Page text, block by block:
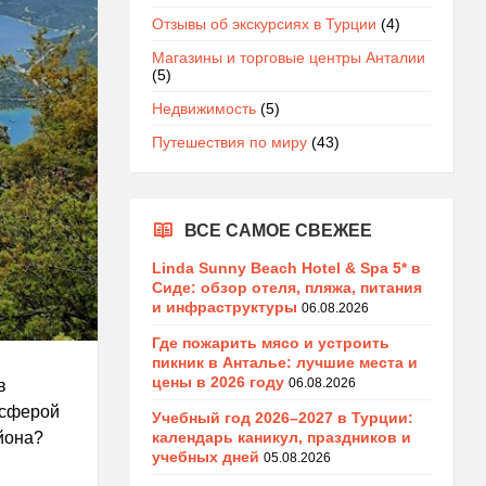
Отзывы об экскурсиях в Турции (4)
Магазины и торговые центры Анталии
(5)
Недвижимость(5)
Путешествия по миру(43)
ВСЕ САМОЕ СВЕЖЕЕ
Linda Sunny Beach Hotel & Spa 5* в
Сиде: обзор отеля, пляжа, питания
и инфраструктуры 06.08.2026
Где пожарить мясо и устроить
пикник в Анталье: лучшие места и
цены в 2026 году 06.08.2026
Учебный год 2026–2027 в Турции:
календарь каникул, праздников и
учебных дней 05.08.2026